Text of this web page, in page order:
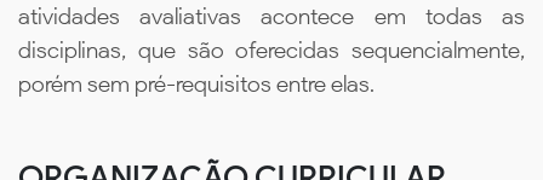
atividades avaliativas acontece em todas as
disciplinas, que são oferecidas sequencialmente,
porém sem pré-requisitos entre elas.